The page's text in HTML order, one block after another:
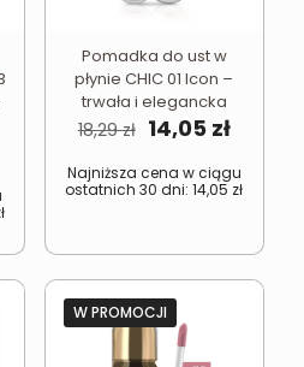
zł.
Pomadka do ust w
płynie CHIC 01 Icon –
trwała i elegancka
18,29zł Pierwotna
wynosiła:
18,29 zł.
14,05 zł
14,05
Najniższa cena w ciągu
ostatnich 30 dni:14,05 zł
W PROMOCJI